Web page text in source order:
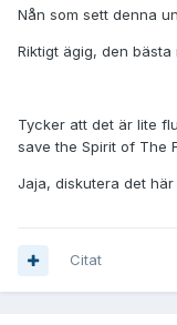
Nån som sett denna
Riktigt ägig, den bästa
Tycker att det är lite
save the Spirit of The
Jaja, diskutera det här
Citat